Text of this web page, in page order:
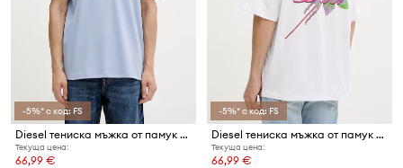
-5%* с код: FS
Diesel тениска мъжка от памук T-ADJUST-V11
Текуща цена:
66,99 €
-5%* с код: FS
Diesel тениска мъжка от памук T-BOGGY-V4
Текуща цена:
66,99 €